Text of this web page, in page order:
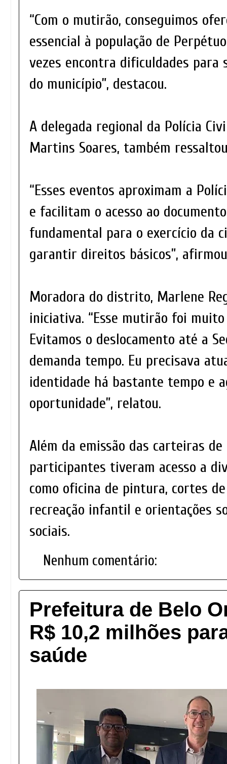
“Com o mutirão, conseguimos
essencial à população de
vezes encontra dificuldades para
do município”, destacou.
A delegada regional da Polícia
Martins Soares, também
“Esses eventos aproximam a
e facilitam o acesso ao
fundamental para o exercício da
garantir direitos básicos”,
Moradora do distrito, Marlene
iniciativa. “Esse mutirão foi
Evitamos o deslocamento até a
demanda tempo. Eu precisava
identidade há bastante tempo e
oportunidade”, relatou.
Além da emissão das carteiras
participantes tiveram acesso a
como oficina de pintura, cortes
recreação infantil e orientações
sociais.
Nenhum comentário:
Prefeitura de Belo
R$ 10,2 milhões
saúde